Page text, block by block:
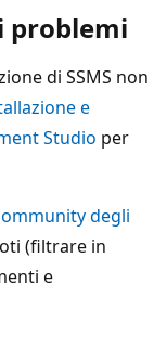
problemi
di SSMS non
e
Studio per
degli
(filtrare in
e